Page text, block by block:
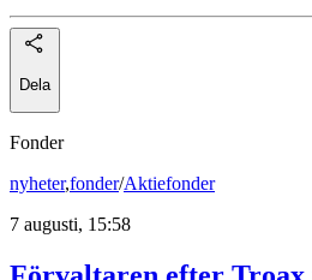
Dela
Fonder
nyheter,fonder/Aktiefonder
7 augusti, 15:58